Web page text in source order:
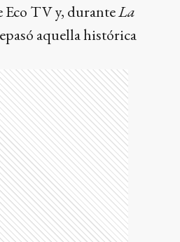
Eco TV y, duranteLa
aquella histórica